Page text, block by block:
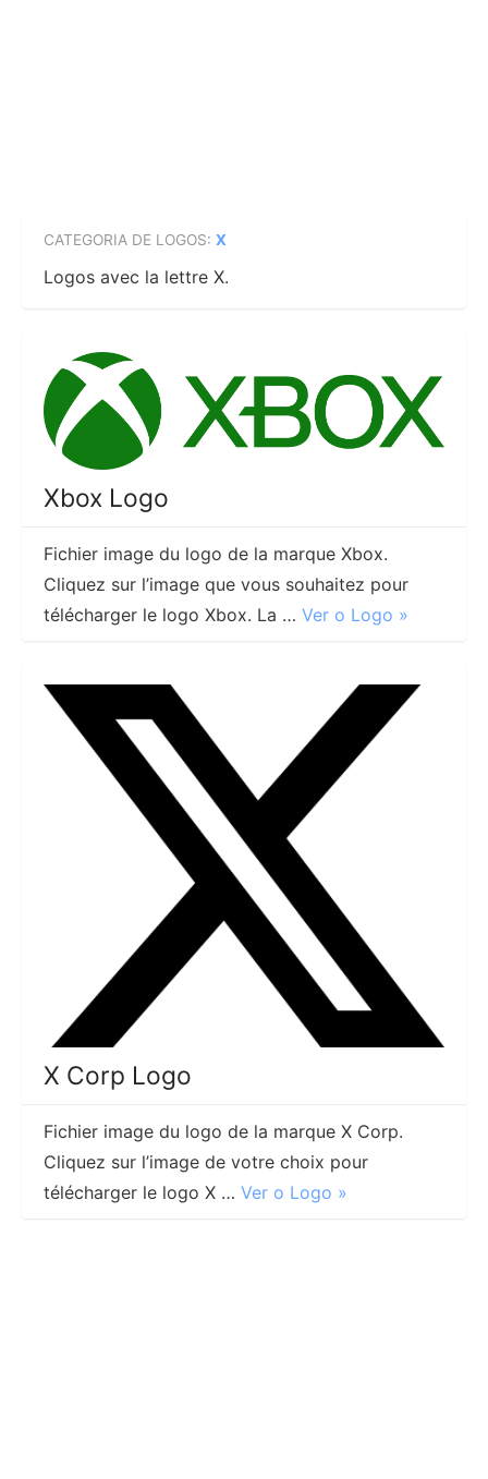
CATEGORIA DE LOGOS: X
Logos avec la lettre X.
Xbox Logo
Fichier image du logo de la marque Xbox.
Cliquez sur l’image que vous souhaitez pour
télécharger le logo Xbox. La … Ver o Logo »
X Corp Logo
Fichier image du logo de la marque X Corp.
Cliquez sur l’image de votre choix pour
télécharger le logo X … Ver o Logo »